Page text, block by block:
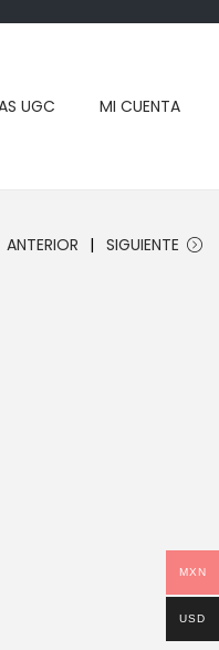
UGC MI CUENTA
ANTERIOR SIGUIENTE
MXN
USD